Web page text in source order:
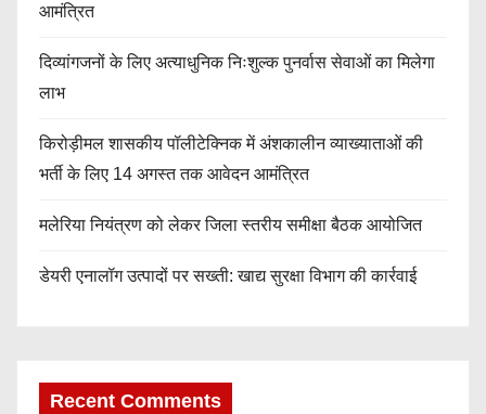
आमंत्रित
दिव्यांगजनों के लिए अत्याधुनिक निःशुल्क पुनर्वास सेवाओं का मिलेगा
लाभ
किरोड़ीमल शासकीय पॉलीटेक्निक में अंशकालीन व्याख्याताओं की
भर्ती के लिए 14 अगस्त तक आवेदन आमंत्रित
मलेरिया नियंत्रण को लेकर जिला स्तरीय समीक्षा बैठक आयोजित
डेयरी एनालॉग उत्पादों पर सख्ती: खाद्य सुरक्षा विभाग की कार्रवाई
Recent Comments